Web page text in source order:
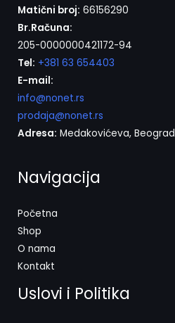
Matični broj: 66156290
Br.Računa:
205-0000000421172-94
Tel: +381 63 654403
E-mail:
info@nonet.rs
prodaja@nonet.rs
Adresa: Medakovićeva, Beograd
Navigacija
Početna
Shop
O nama
Kontakt
Uslovi i Politika